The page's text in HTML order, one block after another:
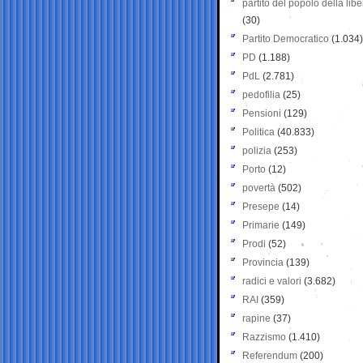
partito del popolo della
(30)
Partito Democratico (1.034)
PD (1.188)
PdL (2.781)
pedofilia (25)
Pensioni (129)
Politica (40.833)
polizia (253)
Porto (12)
povertà (502)
Presepe (14)
Primarie (149)
Prodi (52)
Provincia (139)
radici e valori (3.682)
RAI (359)
rapine (37)
Razzismo (1.410)
Referendum (200)